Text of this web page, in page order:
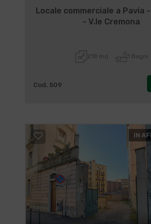
Locale commerciale a Pavia
- V.le Cremona
218 mq 1 Bagni
Cod. 509
IN